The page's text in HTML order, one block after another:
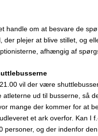
handle om at besvare de
der plejer at blive stillet, og
afhængig af
vil der være
atleterne ud til busserne, så
mange der kommer for at
et ark overfor. Kan I
personer, og der indenfor